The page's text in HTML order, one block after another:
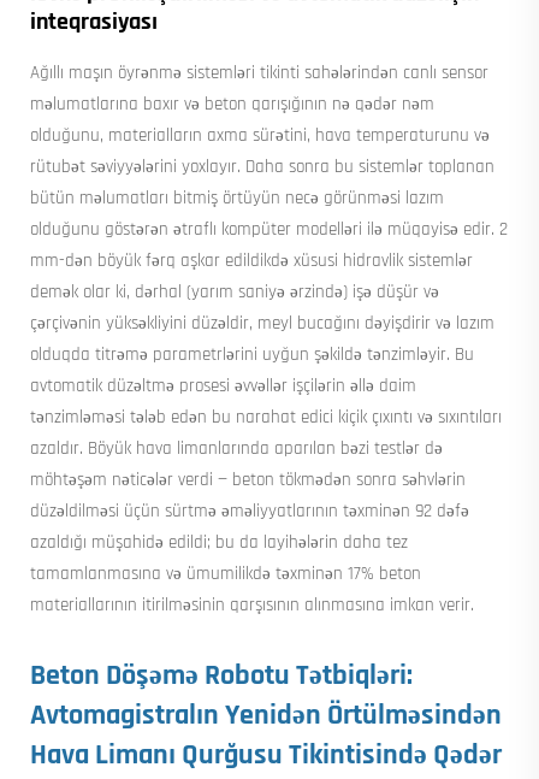
inteqrasiyası
Ağıllı maşın öyrənmə sistemləri tikinti sahələrindən canlı sensor
məlumatlarına baxır və beton qarışığının nə qədər nəm
olduğunu, materialların axma sürətini, hava temperaturunu və
rütubət səviyyələrini yoxlayır. Daha sonra bu sistemlər toplanan
bütün məlumatları bitmiş örtüyün necə görünməsi lazım
olduğunu göstərən ətraflı kompüter modelləri ilə müqayisə edir. 2
mm-dən böyük fərq aşkar edildikdə xüsusi hidravlik sistemlər
demək olar ki, dərhal (yarım saniyə ərzində) işə düşür və
çərçivənin yüksəkliyini düzəldir, meyl bucağını dəyişdirir və lazım
olduqda titrəmə parametrlərini uyğun şəkildə tənzimləyir. Bu
avtomatik düzəltmə prosesi əvvəllər işçilərin əllə daim
tənzimləməsi tələb edən bu narahat edici kiçik çıxıntı və sıxıntıları
azaldır. Böyük hava limanlarında aparılan bəzi testlər də
möhtəşəm nəticələr verdi — beton tökmədən sonra səhvlərin
düzəldilməsi üçün sürtmə əməliyyatlarının təxminən 92 dəfə
azaldığı müşahidə edildi; bu da layihələrin daha tez
tamamlanmasına və ümumilikdə təxminən 17% beton
materiallarının itirilməsinin qarşısının alınmasına imkan verir.
Beton Döşəmə Robotu Tətbiqləri:
Avtomagistralın Yenidən Örtülməsindən
Hava Limanı Qurğusu Tikintisində Qədər